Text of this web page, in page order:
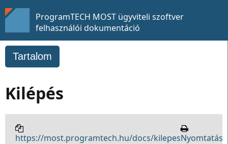
ProgramTECH MOST ügyviteli szoftver
felhasználói dokumentáció
Tartalom
Kilépés
https://most.programtech.hu/docs/kilepesNyomtatás